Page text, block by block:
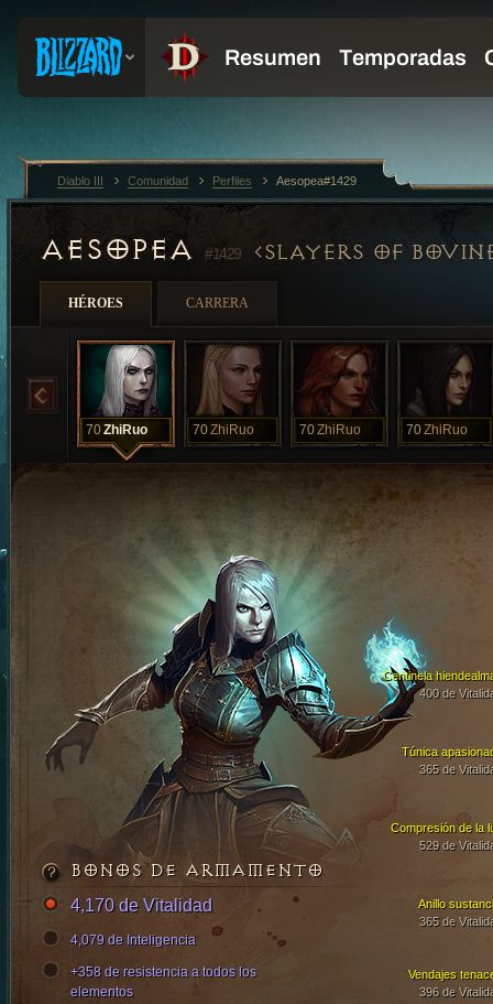
AESOPEA #1429 SLAYERS OF
HÉROES CARRERA
70ZhiRuo 70ZhiRuo 70ZhiRuo 70ZhiRuo
Túnica
365 de
Compresión de la
529 de
Centinela
400 de
Vendajes
396 de
Anillo
365 de
BONOS DE ARMAMENTO
4,170 de Vitalidad
4,079 de Inteligencia
+358 de resistencia a todos los
elementos
Diablo III Comunidad Perfiles Aesopea#1429